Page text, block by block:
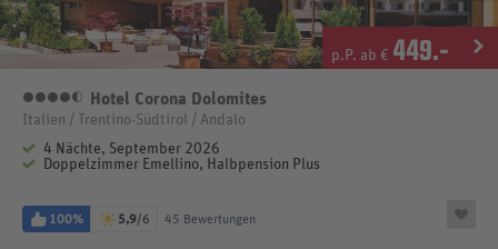
p.P. ab € 449.-
4,5 Sterne
Hotel Corona Dolomites
Italien / Trentino-Südtirol / Andalo
4 Nächte, September 2026
Doppelzimmer Emellino, Halbpension Plus
100% 5,9/6 45 Bewertungen